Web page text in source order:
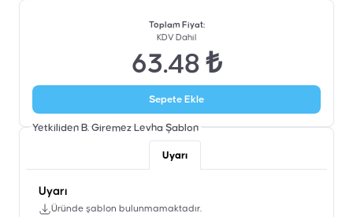
Toplam Fiyat:
KDV Dahil
63.48 ₺
Sepete Ekle
Yetkiliden B. Giremez Levha Şablon
Uyarı
Uyarı
Üründe şablon bulunmamaktadır.